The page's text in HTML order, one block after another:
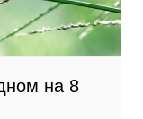
на 8